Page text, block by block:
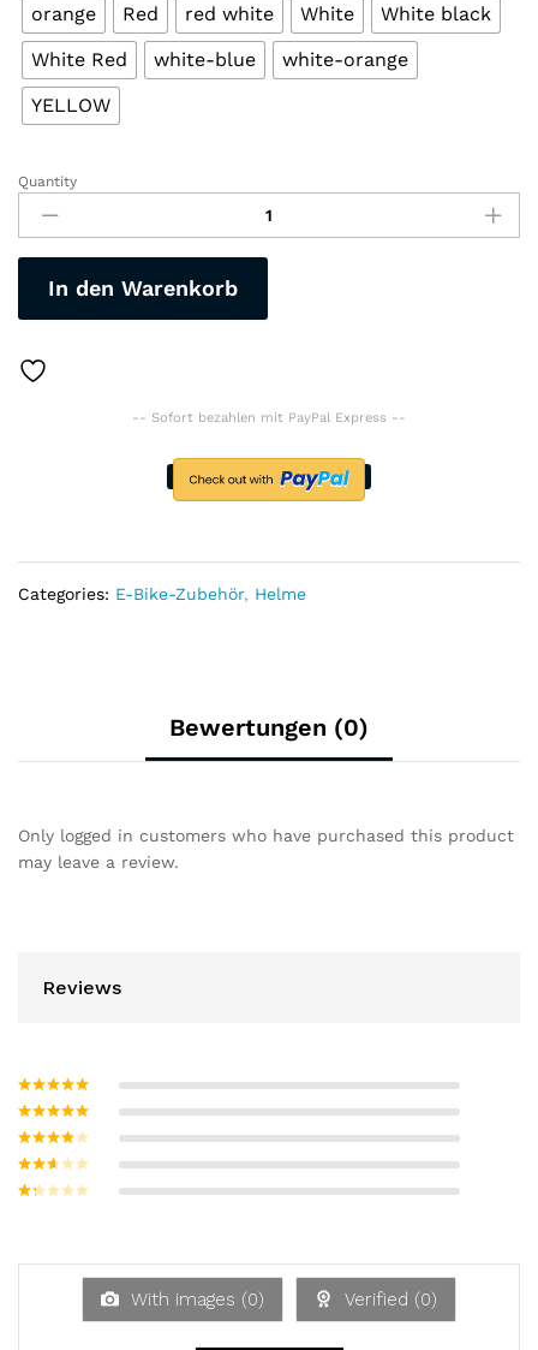
orange
Red red white White
White black
White Red
white-blue
white-orange
YELLOW
Sicherheitshelm-
Fahrradhelm
für
Reiten-
Bike-
atmungsaktiver
Quantity
In den Warenkorb
-- Sofort bezahlen mit PayPal Express --
Categories: E-Bike-Zubehör, Helme
Bewertungen (0)
Only logged in customers who have purchased this product
may leave a review.
Reviews
Bewertet mit
Bewertet
5
Bewerte
von 5
Bew
et
With images (0) Verified (0)